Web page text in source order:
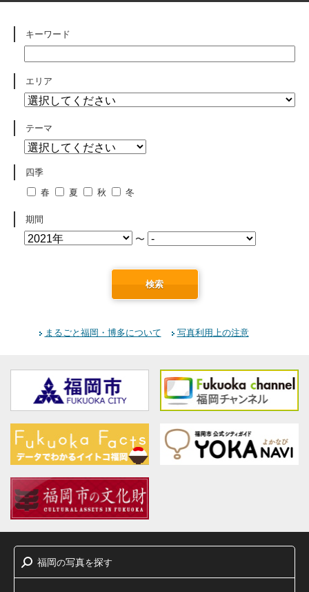
キーワード
エリア
テーマ
四季
春
夏 秋 冬
期間
〜
検索
まるごと福岡・博多について 写真利用上の注意
福岡の写真を探す